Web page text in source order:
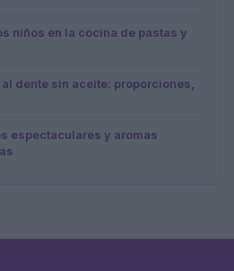
niños en la cocina de pastas y
dente sin aceite: proporciones,
espectaculares y aromas